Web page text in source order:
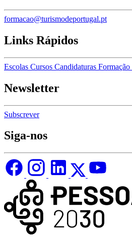
formacao@turismodeportugal.pt
Links Rápidos
Escolas Cursos Candidaturas
Newsletter
Subscrever
Siga-nos